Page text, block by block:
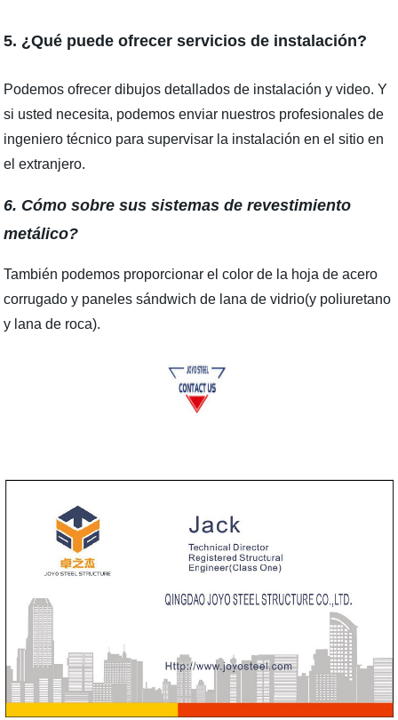
5. ¿Qué puede ofrecer servicios de instalación?
Podemos ofrecer dibujos detallados de instalación y video. Y
si usted necesita, podemos enviar nuestros profesionales de
ingeniero técnico para supervisar la instalación en el sitio en
el extranjero.
6. Cómo sobre sus sistemas de revestimiento
metálico?
También podemos proporcionar el color de la hoja de acero
corrugado y paneles sándwich de lana de vidrio(y poliuretano
y lana de roca).